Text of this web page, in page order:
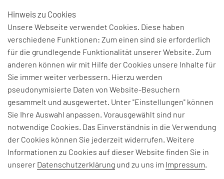
EFESO Management Consultants
Infanteriestraße 11
D-80797 München
Tel: +49 89 1215 90-0
Fax: +49 89 1215 90-10
kontakt.dach@efeso.com
Hinweis zu Cookies
Unsere Webseite verwendet Cookies. Diese haben
verschiedene Funktionen: Zum einen sind sie erforderlich
für die grundlegende Funktionalität unserer Website. Zum
anderen können wir mit Hilfe der Cookies unsere Inhalte für
Sie immer weiter verbessern. Hierzu werden
pseudonymisierte Daten von Website-Besuchern
gesammelt und ausgewertet. Unter "Einstellungen" können
Sie Ihre Auswahl anpassen. Vorausgewählt sind nur
notwendige Cookies. Das Einverständnis in die Verwendung
der Cookies können Sie jederzeit widerrufen. Weitere
Informationen zu Cookies auf dieser Website finden Sie in
unserer Datenschutzerklärung und zu uns im Impressum.